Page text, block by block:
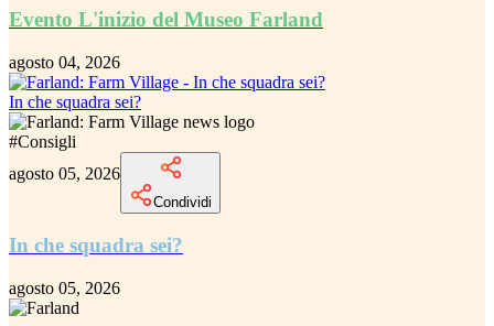
Evento L'inizio del Museo Farland
agosto 04, 2026
In che squadra sei?
#Consigli
agosto 05, 2026
Condividi
In che squadra sei?
agosto 05, 2026